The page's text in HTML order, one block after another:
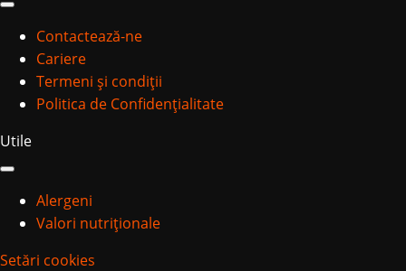
Contactează-ne
Cariere
Termeni și condiții
Politica de Confidențialitate
Utile
Alergeni
Valori nutriționale
Setări cookies